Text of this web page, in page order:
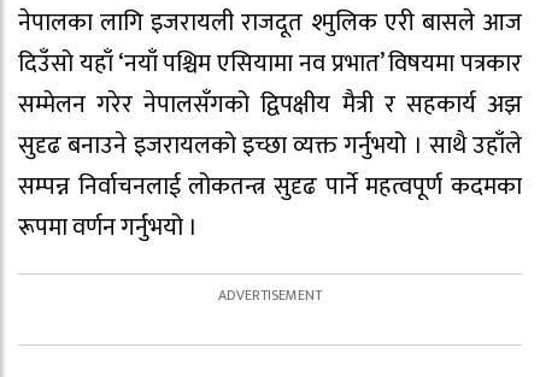
नेपालका लागि इजरायली राजदूत श्मुलिक एरी बासले आज
दिउँसो यहाँ ‘नयाँ पश्चिम एसियामा नव प्रभात’ विषयमा पत्रकार
सम्मेलन गरेर नेपालसँगको द्विपक्षीय मैत्री र सहकार्य अझ
सुदृढ बनाउने इजरायलको इच्छा व्यक्त गर्नुभयो । साथै उहाँले
सम्पन्न निर्वाचनलाई लोकतन्त्र सुदृढ पार्ने महत्वपूर्ण कदमका
रूपमा वर्णन गर्नुभयो ।